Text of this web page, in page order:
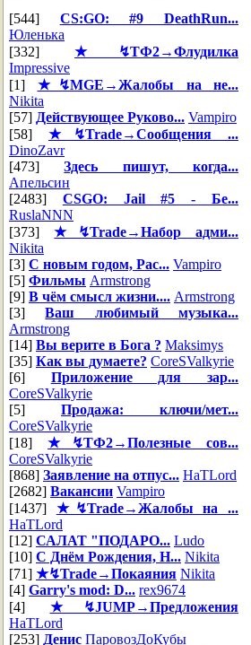
[544] CS:GO: #9 DeathRun...
Юленька
[332] ★↯ТФ2→Флудилка
Impressive
[1] ★↯MGE→Жалобы на не...
Nikita
[57] Действующее Руково... Vampiro
[58] ★↯Trade→Сообщения ...
DinoZavr
[473]Здесь пишут, когда...
Апельсин
[2483] CSGO: Jail #5 - Бе...
RuslaNNN
[373]★↯Trade→Набор адми...
Nikita
[3] С новым годом, Рас... Vampiro
[5] Фильмы Armstrong
[9] В чём смысл жизни.... Armstrong
[3]Ваш любимый музыка...
Armstrong
[14] Вы верите в Бога ? Maksimys
[35] Как вы думаете? CoreSValkyrie
[6] Приложение для зар...
CoreSValkyrie
[5] Продажа: ключи/мет...
CoreSValkyrie
[18] ★↯ТФ2→Полезные сов...
CoreSValkyrie
[868] Заявление на отпус... HaTLord
[2682] Вакансии Vampiro
[1437] ★↯Trade→Жалобы на ...
HaTLord
[12] САЛАТ "ПОДАРО... Ludo
[10] С Днём Рождения, Н... Nikita
[71] ★↯Trade→Покаяния Nikita
[4] Garry's mod: D... rex9674
[4] ★↯JUMP→Предложения
HaTLord
[253] Денис ПаровозДоКубы